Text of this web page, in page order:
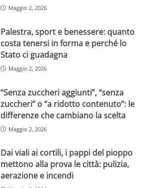
Maggio 2, 2026
Palestra, sport e benessere: quanto
costa tenersi in forma e perché lo
Stato ci guadagna
Maggio 2, 2026
“Senza zuccheri aggiunti”, “senza
zuccheri” o “a ridotto contenuto”: le
differenze che cambiano la scelta
Maggio 2, 2026
Dai viali ai cortili, i pappi del pioppo
mettono alla prova le città: pulizia,
aerazione e incendi